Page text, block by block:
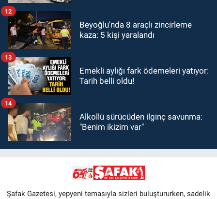
Beyoğlu'nda 8 araçlı zincirleme
kaza: 5 kişi yaralandı
12
Emekli aylığı fark ödemeleri yatıyor:
Tarih belli oldu!
13
Alkollü sürücüden ilginç savunma:
"Benim ikizim var"
14
Şafak Gazetesi, yepyeni temasıyla sizleri buluştururken, sadelik